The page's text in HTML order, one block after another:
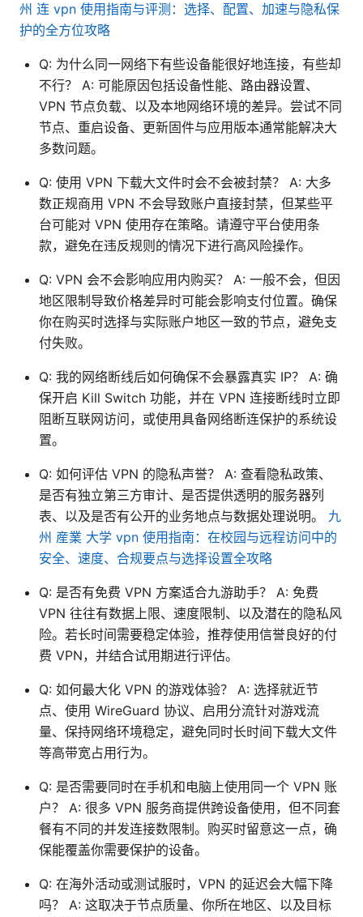
州 连 vpn 使用指南与评测：选择、配置、加速与隐私保
护的全方位攻略
Q: 为什么同一网络下有些设备能很好地连接，有些却
不行？ A: 可能原因包括设备性能、路由器设置、
VPN 节点负载、以及本地网络环境的差异。尝试不同
节点、重启设备、更新固件与应用版本通常能解决大
多数问题。
Q: 使用 VPN 下载大文件时会不会被封禁？ A: 大多
数正规商用 VPN 不会导致账户直接封禁，但某些平
台可能对 VPN 使用存在策略。请遵守平台使用条
款，避免在违反规则的情况下进行高风险操作。
Q: VPN 会不会影响应用内购买？ A: 一般不会，但因
地区限制导致价格差异时可能会影响支付位置。确保
你在购买时选择与实际账户地区一致的节点，避免支
付失败。
Q: 我的网络断线后如何确保不会暴露真实 IP？ A: 确
保开启 Kill Switch 功能，并在 VPN 连接断线时立即
阻断互联网访问，或使用具备网络断连保护的系统设
置。
Q: 如何评估 VPN 的隐私声誉？ A: 查看隐私政策、
是否有独立第三方审计、是否提供透明的服务器列
表、以及是否有公开的业务地点与数据处理说明。 九
州 産業 大学 vpn 使用指南：在校园与远程访问中的
安全、速度、合规要点与选择设置全攻略
Q: 是否有免费 VPN 方案适合九游助手？ A: 免费
VPN 往往有数据上限、速度限制、以及潜在的隐私风
险。若长时间需要稳定体验，推荐使用信誉良好的付
费 VPN，并结合试用期进行评估。
Q: 如何最大化 VPN 的游戏体验？ A: 选择就近节
点、使用 WireGuard 协议、启用分流针对游戏流
量、保持网络环境稳定，避免同时长时间下载大文件
等高带宽占用行为。
Q: 是否需要同时在手机和电脑上使用同一个 VPN 账
户？ A: 很多 VPN 服务商提供跨设备使用，但不同套
餐有不同的并发连接数限制。购买时留意这一点，确
保能覆盖你需要保护的设备。
Q: 在海外活动或测试服时，VPN 的延迟会大幅下降
吗？ A: 这取决于节点质量、你所在地区、以及目标